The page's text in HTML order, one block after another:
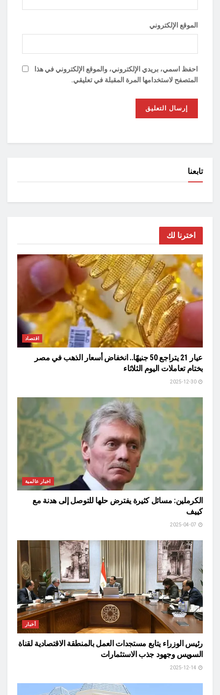
الموقع الإلكتروني
احفظ اسمي، بريدي الإلكتروني، والموقع الإلكتروني في هذا
المتصفح لاستخدامها المرة المقبلة في تعليقي.
تابعنا
اخترنا لك
اقتصاد
عيار 21 يتراجع 50 جنيهًا.. انخفاض أسعار الذهب في مصر
بختام تعاملات اليوم الثلاثاء
اخبار عالمية
الكرملين: مسائل كثيرة يفترض حلها للتوصل إلى هدنة مع
كييف
أخبار
رئيس الوزراء يتابع مستجدات العمل بالمنطقة الاقتصادية لقناة
السويس وجهود جذب الاستثمارات